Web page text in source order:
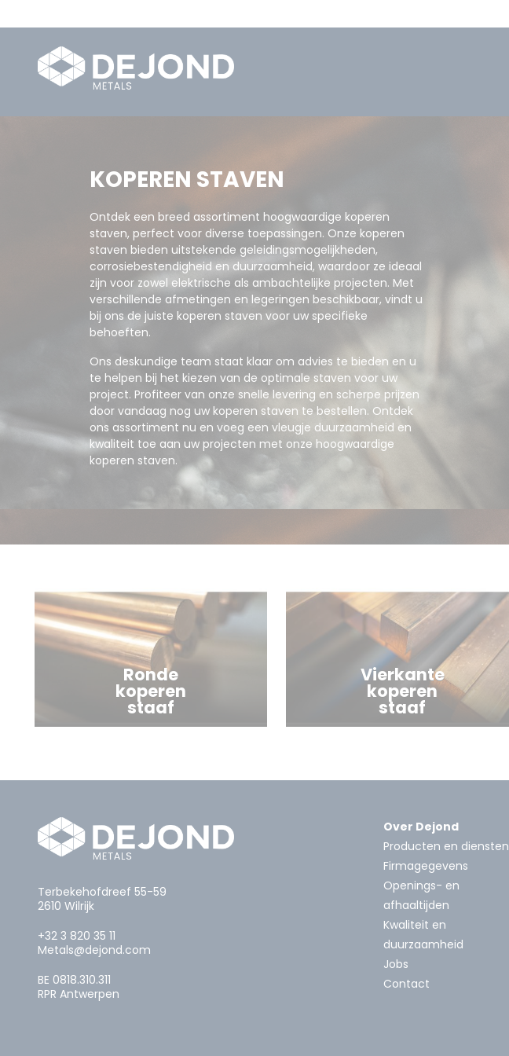
KOPEREN STAVEN
Ontdek een breed assortiment hoogwaardige koperen
staven, perfect voor diverse toepassingen. Onze koperen
staven bieden uitstekende geleidingsmogelijkheden,
corrosiebestendigheid en duurzaamheid, waardoor ze ideaal
zijn voor zowel elektrische als ambachtelijke projecten. Met
verschillende afmetingen en legeringen beschikbaar, vindt u
bij ons de juiste koperen staven voor uw specifieke
behoeften.
Ons deskundige team staat klaar om advies te bieden en u
te helpen bij het kiezen van de optimale staven voor uw
project. Profiteer van onze snelle levering en scherpe prijzen
door vandaag nog uw koperen staven te bestellen. Ontdek
ons assortiment nu en voeg een vleugje duurzaamheid en
kwaliteit toe aan uw projecten met onze hoogwaardige
koperen staven.
Ronde
koperen
staaf
Vierkante
koperen
staaf
Terbekehofdreef 55-59
2610 Wilrijk
+32 3 820 35 11
Metals@dejond.com
BE 0818.310.311
RPR Antwerpen
Over Dejond
Producten en diensten
Firmagegevens
Openings- en
afhaaltijden
Kwaliteit en
duurzaamheid
Jobs
Contact